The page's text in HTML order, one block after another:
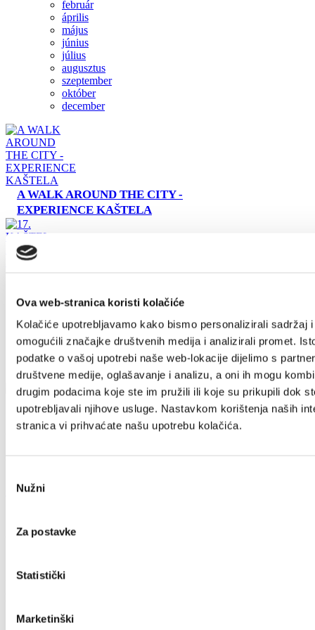
Ova web-stranica koristi kolačiće
Kolačiće upotrebljavamo kako bismo personalizirali sadržaj
omogućili značajke društvenih medija i analizirali promet.
podatke o vašoj upotrebi naše web-lokacije dijelimo s
društvene medije, oglašavanje i analizu, a oni ih mogu
drugim podacima koje ste im pružili ili koje su prikupili dok
upotrebljavali njihove usluge. Nastavkom korištenja naših
stranica vi prihvaćate našu upotrebu kolačića.
pristanka
Nužni
Za postavke
Statistički
Marketinški
hu
+385 21 227 933 info@kastela-info.hr
Villa Nika, Kamberovo šetalište 30,
február
április
május
június
július
augusztus
szeptember
október
december
A WALK AROUND THE CITY -
EXPERIENCE KAŠTELA
+385 21 227 933
Vizsgálja meg